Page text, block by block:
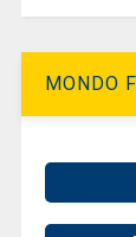
MONDO